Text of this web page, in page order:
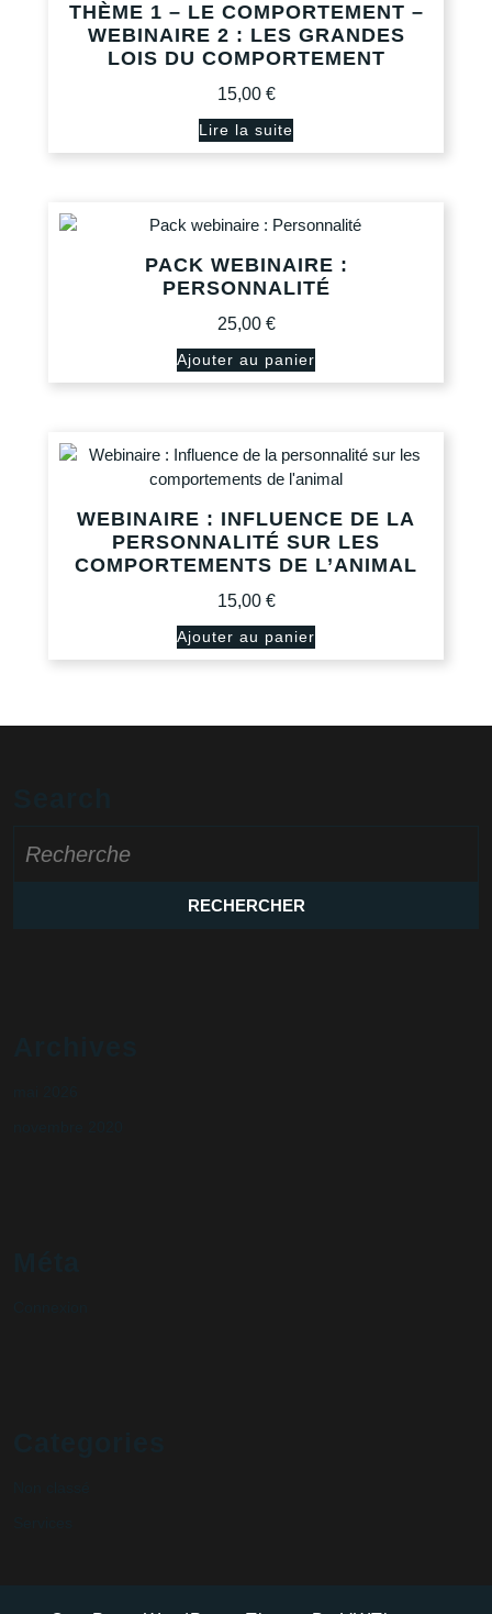
THÈME 1 – LE COMPORTEMENT –
WEBINAIRE 2 : LES GRANDES
LOIS DU COMPORTEMENT
15,00 €
Lire la suite
PACK WEBINAIRE :
PERSONNALITÉ
25,00 €
Ajouter au panier
WEBINAIRE : INFLUENCE DE LA
PERSONNALITÉ SUR LES
COMPORTEMENTS DE L’ANIMAL
15,00 €
Ajouter au panier
for: